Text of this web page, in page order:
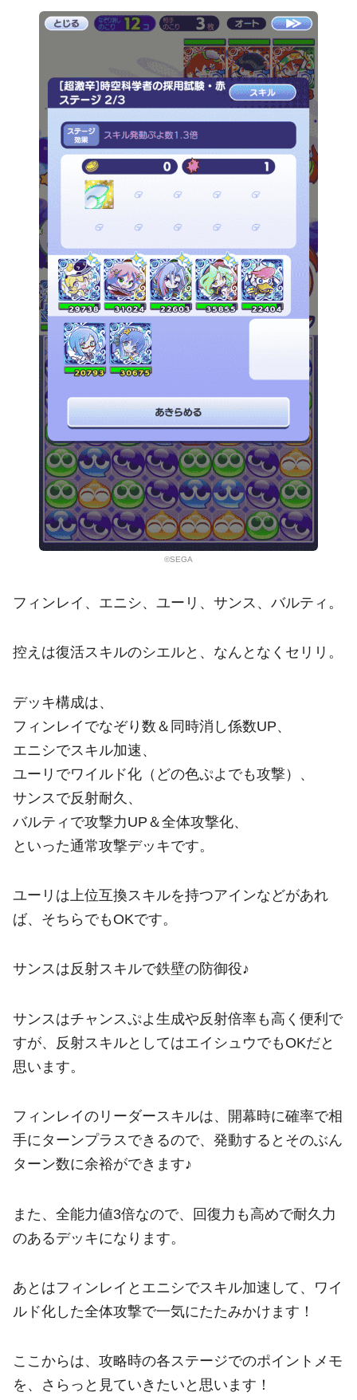
©SEGA
フィンレイ、エニシ、ユーリ、サンス、バルティ。
控えは復活スキルのシエルと、なんとなくセリリ。
デッキ構成は、
フィンレイでなぞり数＆同時消し係数UP、
エニシでスキル加速、
ユーリでワイルド化（どの色ぷよでも攻撃）、
サンスで反射耐久、
バルティで攻撃力UP＆全体攻撃化、
といった通常攻撃デッキです。
ユーリは上位互換スキルを持つアインなどがあれ
ば、そちらでもOKです。
サンスは反射スキルで鉄壁の防御役♪
サンスはチャンスぷよ生成や反射倍率も高く便利で
すが、反射スキルとしてはエイシュウでもOKだと
思います。
フィンレイのリーダースキルは、開幕時に確率で相
手にターンプラスできるので、発動するとそのぶん
ターン数に余裕ができます♪
また、全能力値3倍なので、回復力も高めで耐久力
のあるデッキになります。
あとはフィンレイとエニシでスキル加速して、ワイ
ルド化した全体攻撃で一気にたたみかけます！
ここからは、攻略時の各ステージでのポイントメモ
を、さらっと見ていきたいと思います！